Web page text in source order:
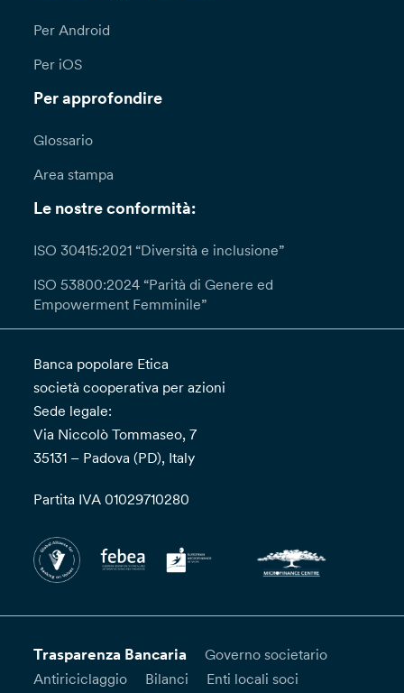
Per Android
Per iOS
Per approfondire
Glossario
Area stampa
Le nostre conformità:
ISO 30415:2021 “Diversità e inclusione”
ISO 53800:2024 “Parità di Genere ed
Empowerment Femminile”
Banca popolare Etica
società cooperativa per azioni
Sede legale:
Via Niccolò Tommaseo, 7
35131 – Padova (PD), Italy
Partita IVA 01029710280
Trasparenza Bancaria
Governo societario
Antiriciclaggio
Bilanci
Enti locali soci